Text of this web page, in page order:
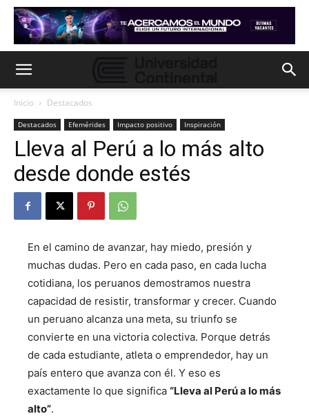
Inicio Destacados
Destacados Efemérides Impacto positivo Inspiración
Lleva al Perú a lo más alto
desde donde estés
En el camino de avanzar, hay miedo, presión y
muchas dudas. Pero en cada paso, en cada lucha
cotidiana, los peruanos demostramos nuestra
capacidad de resistir, transformar y crecer. Cuando
un peruano alcanza una meta, su triunfo se
convierte en una victoria colectiva. Porque detrás
de cada estudiante, atleta o emprendedor, hay un
país entero que avanza con él. Y eso es
exactamente lo que significa “Lleva al Perú a lo más
alto”.